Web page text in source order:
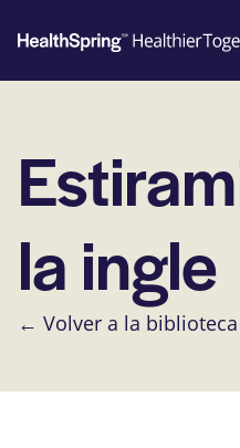
la ingle
← Volver a la biblioteca